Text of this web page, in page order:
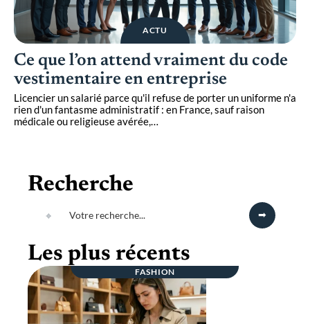
ACTU
Ce que l’on attend vraiment du code
vestimentaire en entreprise
Licencier un salarié parce qu'il refuse de porter un uniforme n'a
rien d'un fantasme administratif : en France, sauf raison
médicale ou religieuse avérée,…
Recherche
Les plus récents
FASHION